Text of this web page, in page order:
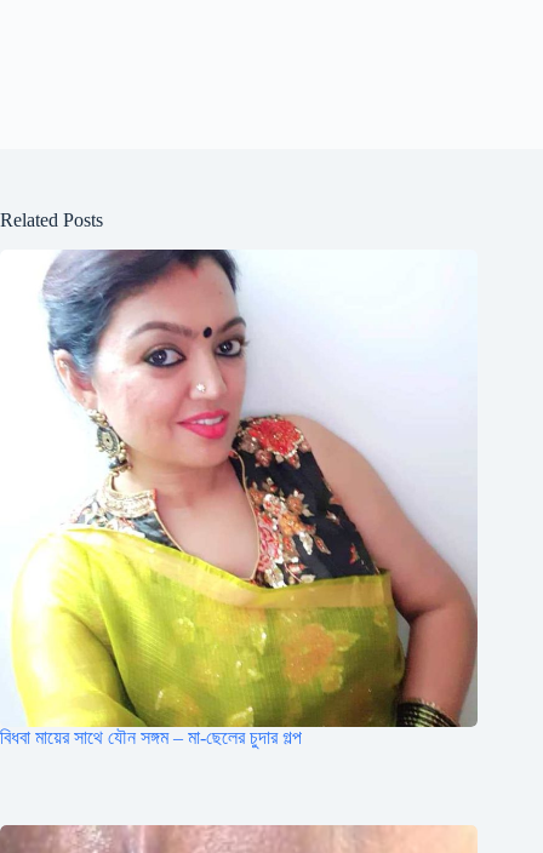
Related Posts
বিধবা মায়ের সাথে যৌন সঙ্গম – মা-ছেলের চুদার গল্প